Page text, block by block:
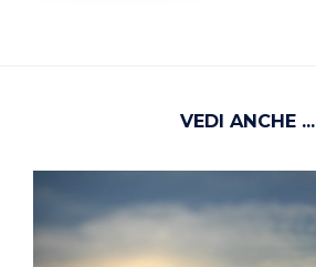
VEDI ANCHE ...